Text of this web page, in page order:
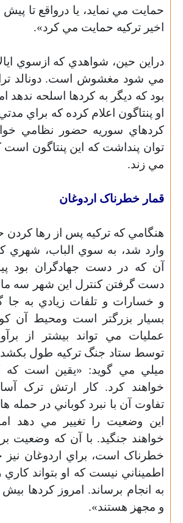
حمايت مي نمايد، يا درواقع تا
اخير ترکيه حمايت مي کرد».
دراين حين، شواهدي که ازسوي
مي شود مغشوش است. دونالد
بود که ديگر به کردها اسلحه ندهد
او پنتاگون اعلام کرده که براي
کردهاي سوريه حضور نظامي
توان پنداشت که اين پنتاگون
مي زند.
قمار خطرناک اردوغان
هنگامي که ترکيه پس از رها
وارد شد، به سوي الباب، شهري
آن که در دست جهادگران بود
دست گرفتن کنترل اين شهر سه
و خسارات و تلفات زيادي به
بسيار بزرگتر است ومحيط آن
عمليات مي تواند بيشتر از
توسط ستاد جنگ ترکيه طول
ميلي مي گويد: «يقين است که
خواهند کرد. کار ارتش ترک
تفاوت آن با نبرد کوباني در
اين وضعيت را تغيير مي دهد
خواهند جنگيد. با آن که وضعيت
خطرناک است، براي اردوغان نيز
اطميناني نيست که او بتواند کاري
به انجام برساند. امروز کردها
و مجهز هستند»
.